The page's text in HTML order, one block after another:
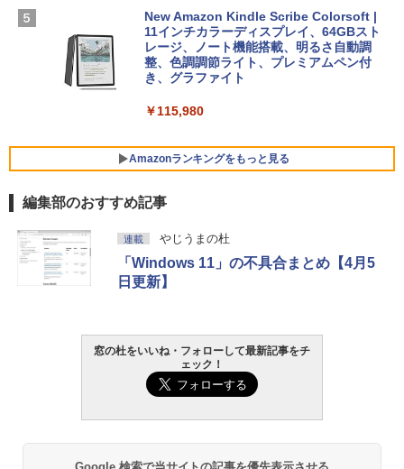
FMV ノートパソコン WE1-K3 (MS 365 P
ersonal/Copilotキー搭載/Win 11/15.6型/
Core i5/16GB/SSD 512GB/ホワイト) FM
VWK3E15W_AZ
￥119,800
￥37,224
New Amazon Kindle Scribe Colorsoft |
11インチカラーディスプレイ、64GBスト
レージ、ノート機能搭載、明るさ自動調
整、色調調節ライト、プレミアムペン付
き、グラファイト
￥115,980
Amazonランキングをもっと見る
編集部のおすすめ記事
連載 やじうまの杜
「Windows 11」の不具合まとめ【4月5
日更新】
窓の杜をいいね・フォローして最新記事をチ
ェック！